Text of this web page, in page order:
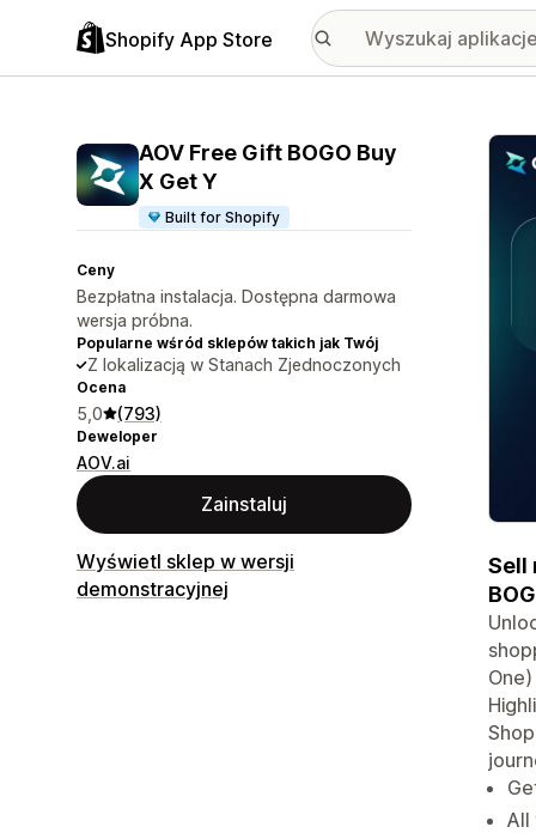
Shopify App Store
AOV Free Gift BOGO Buy
X Get Y
Built for Shopify
Ceny
Bezpłatna instalacja. Dostępna darmowa
wersja próbna.
Popularne wśród sklepów takich jak Twój
Z lokalizacją w Stanach Zjednoczonych
Ocena
5,0 (793)
Deweloper
AOV.ai
Zainstaluj
Wyświetl sklep w wersji
demonstracyjnej
Sell
All